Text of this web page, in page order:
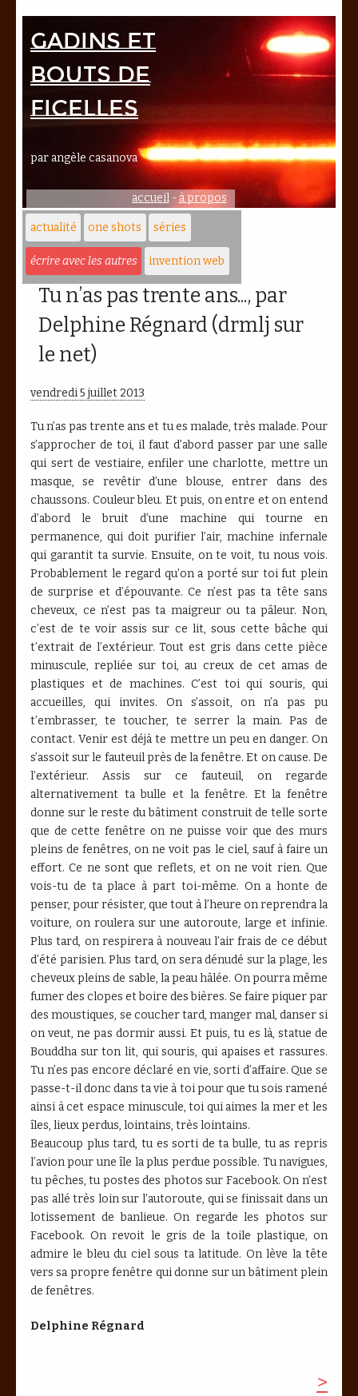
Gadins et
bouts de
ficelles
par angèle casanova
accueil-à propos
actualité one shots séries
écrire avec les autres invention web
Tu n’as pas trente ans..., par
Delphine Régnard (drmlj sur
le net)
vendredi 5 juillet 2013
Tu n’as pas trente ans et tu es malade, très malade. Pour
s’approcher de toi, il faut d’abord passer par une salle
qui sert de vestiaire, enfiler une charlotte, mettre un
masque, se revêtir d’une blouse, entrer dans des
chaussons. Couleur bleu. Et puis, on entre et on entend
d’abord le bruit d’une machine qui tourne en
permanence, qui doit purifier l’air, machine infernale
qui garantit ta survie. Ensuite, on te voit, tu nous vois.
Probablement le regard qu’on a porté sur toi fut plein
de surprise et d’épouvante. Ce n’est pas ta tête sans
cheveux, ce n’est pas ta maigreur ou ta pâleur. Non,
c’est de te voir assis sur ce lit, sous cette bâche qui
t’extrait de l’extérieur. Tout est gris dans cette pièce
minuscule, repliée sur toi, au creux de cet amas de
plastiques et de machines. C’est toi qui souris, qui
accueilles, qui invites. On s’assoit, on n’a pas pu
t’embrasser, te toucher, te serrer la main. Pas de
contact. Venir est déjà te mettre un peu en danger. On
s’assoit sur le fauteuil près de la fenêtre. Et on cause. De
l’extérieur. Assis sur ce fauteuil, on regarde
alternativement ta bulle et la fenêtre. Et la fenêtre
donne sur le reste du bâtiment construit de telle sorte
que de cette fenêtre on ne puisse voir que des murs
pleins de fenêtres, on ne voit pas le ciel, sauf à faire un
effort. Ce ne sont que reflets, et on ne voit rien. Que
vois-tu de ta place à part toi-même. On a honte de
penser, pour résister, que tout à l’heure on reprendra la
voiture, on roulera sur une autoroute, large et infinie.
Plus tard, on respirera à nouveau l’air frais de ce début
d’été parisien. Plus tard, on sera dénudé sur la plage, les
cheveux pleins de sable, la peau hâlée. On pourra même
fumer des clopes et boire des bières. Se faire piquer par
des moustiques, se coucher tard, manger mal, danser si
on veut, ne pas dormir aussi. Et puis, tu es là, statue de
Bouddha sur ton lit, qui souris, qui apaises et rassures.
Tu n’es pas encore déclaré en vie, sorti d’affaire. Que se
passe-t-il donc dans ta vie à toi pour que tu sois ramené
ainsi à cet espace minuscule, toi qui aimes la mer et les
îles, lieux perdus, lointains, très lointains.
Beaucoup plus tard, tu es sorti de ta bulle, tu as repris
l’avion pour une île la plus perdue possible. Tu navigues,
tu pêches, tu postes des photos sur Facebook. On n’est
pas allé très loin sur l’autoroute, qui se finissait dans un
lotissement de banlieue. On regarde les photos sur
Facebook. On revoit le gris de la toile plastique, on
admire le bleu du ciel sous ta latitude. On lève la tête
vers sa propre fenêtre qui donne sur un bâtiment plein
de fenêtres.
Delphine Régnard
>